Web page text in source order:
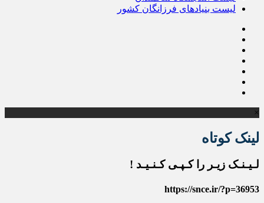
لیست بنیادهای فرزانگان کشور
×
لینک کوتاه
لـیـنـک زیـر را کـپـی کـنـیـد !
https://snce.ir/?p=36953